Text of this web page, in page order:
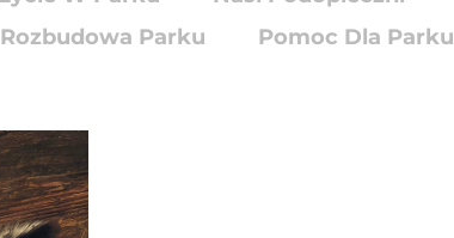
Rozbudowa Parku
Pomoc Dla Parku